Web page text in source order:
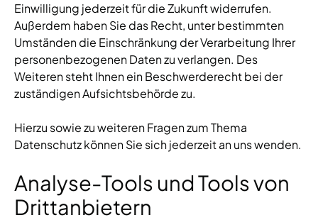
Einwilligung jederzeit für die Zukunft widerrufen.
Außerdem haben Sie das Recht, unter bestimmten
Umständen die Einschränkung der Verarbeitung Ihrer
personenbezogenen Daten zu verlangen. Des
Weiteren steht Ihnen ein Beschwerderecht bei der
zuständigen Aufsichtsbehörde zu.
Hierzu sowie zu weiteren Fragen zum Thema
Datenschutz können Sie sich jederzeit an uns wenden.
Analyse-Tools und Tools von
Dritt­anbietern